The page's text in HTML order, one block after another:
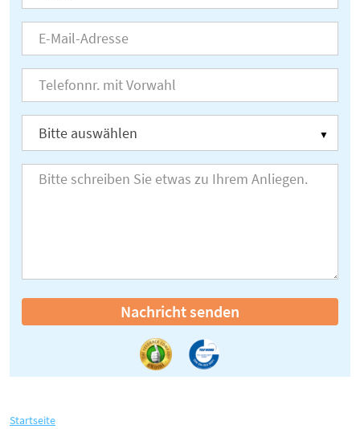
Startseite
Nachricht senden